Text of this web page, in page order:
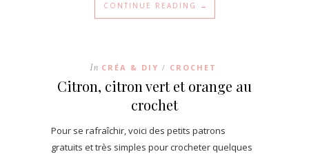
CONTINUE READING →
In CRÉA & DIY / CROCHET
Citron, citron vert et orange au
crochet
Pour se rafraîchir, voici des petits patrons
gratuits et très simples pour crocheter quelques